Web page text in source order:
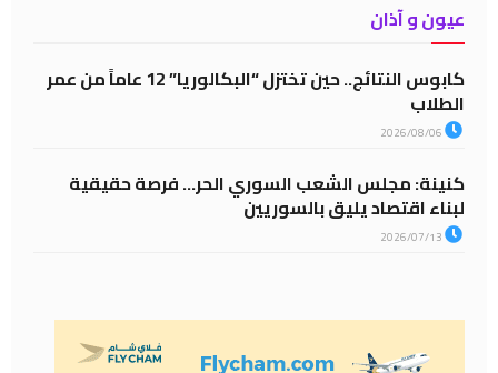
عيون و آذان
كابوس النتائج.. حين تختزل “البكالوريا” 12 عاماً من عمر
الطلاب
كنينة: مجلس الشعب السوري الحر… فرصة حقيقية
لبناء اقتصاد يليق بالسوريين